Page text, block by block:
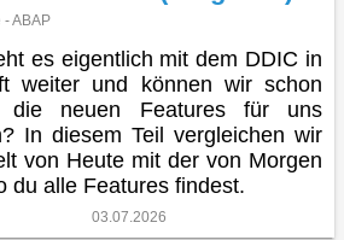
- ABAP
es eigentlich mit dem DDIC in
weiter und können wir schon
die neuen Features für uns
In diesem Teil vergleichen wir
von Heute mit der von Morgen
du alle Features findest.
03.07.2026